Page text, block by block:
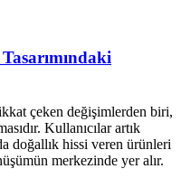
çeken değişimlerden biri,
Kullanıcılar artık
doğallık hissi veren ürünleri
merkezinde yer alır.